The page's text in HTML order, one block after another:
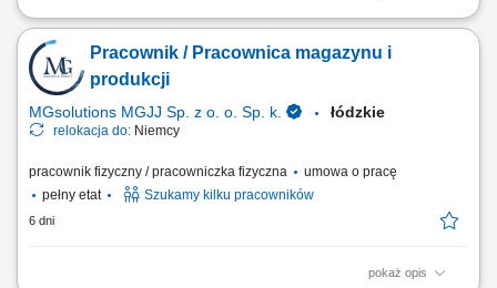
Zakres obowiązków: Realizacja prostych czynności pomocniczych w
hali lub magazynie; Pakowanie wyrobów i składanie towarów; Bieżąca
kontrola jakości; Pomoc przy standardowych pracach zakładowych;
Pracownik / Pracownica magazynu i
produkcji
MGsolutions MGJJ Sp. z o. o. Sp. k. łódzkie
relokacja do: Niemcy
pracownik fizyczny / pracowniczka fizyczna
umowa o pracę
pełny etat
Szukamy kilku pracowników
6 dni
pokaż opis